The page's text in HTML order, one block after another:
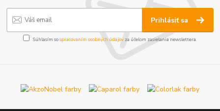
Prihlásiť sa
Súhlasím sospracovaním osobných údajov za účelom zasielania newslettera.